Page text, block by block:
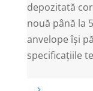
depozitată
nouă până la
anvelope își
specificațiile